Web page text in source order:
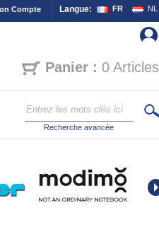
Langue: FR NL
Compte
Panier : 0 Articles
Recherche avancée